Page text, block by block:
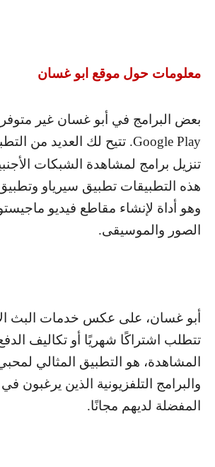
معلومات حول موقع ابو غسان
بعض البرامج في أبو غسان غير
Google Play. تتيح لك العديد من
تنزيل برامج لمشاهدة الشبكات
هذه التطبيقات تطبيق سيرياو
وهو أداة لإنشاء مقاطع فيديو
الصور والموسيقى.
أبو غسان، على عكس خدمات البث
تتطلب اشتراكًا شهريًا أو تكاليف
المشاهدة، هو التطبيق المثالي لمحبي
والبرامج التلفزيونية الذين يرغبون
المفضلة لديهم مجانًا.